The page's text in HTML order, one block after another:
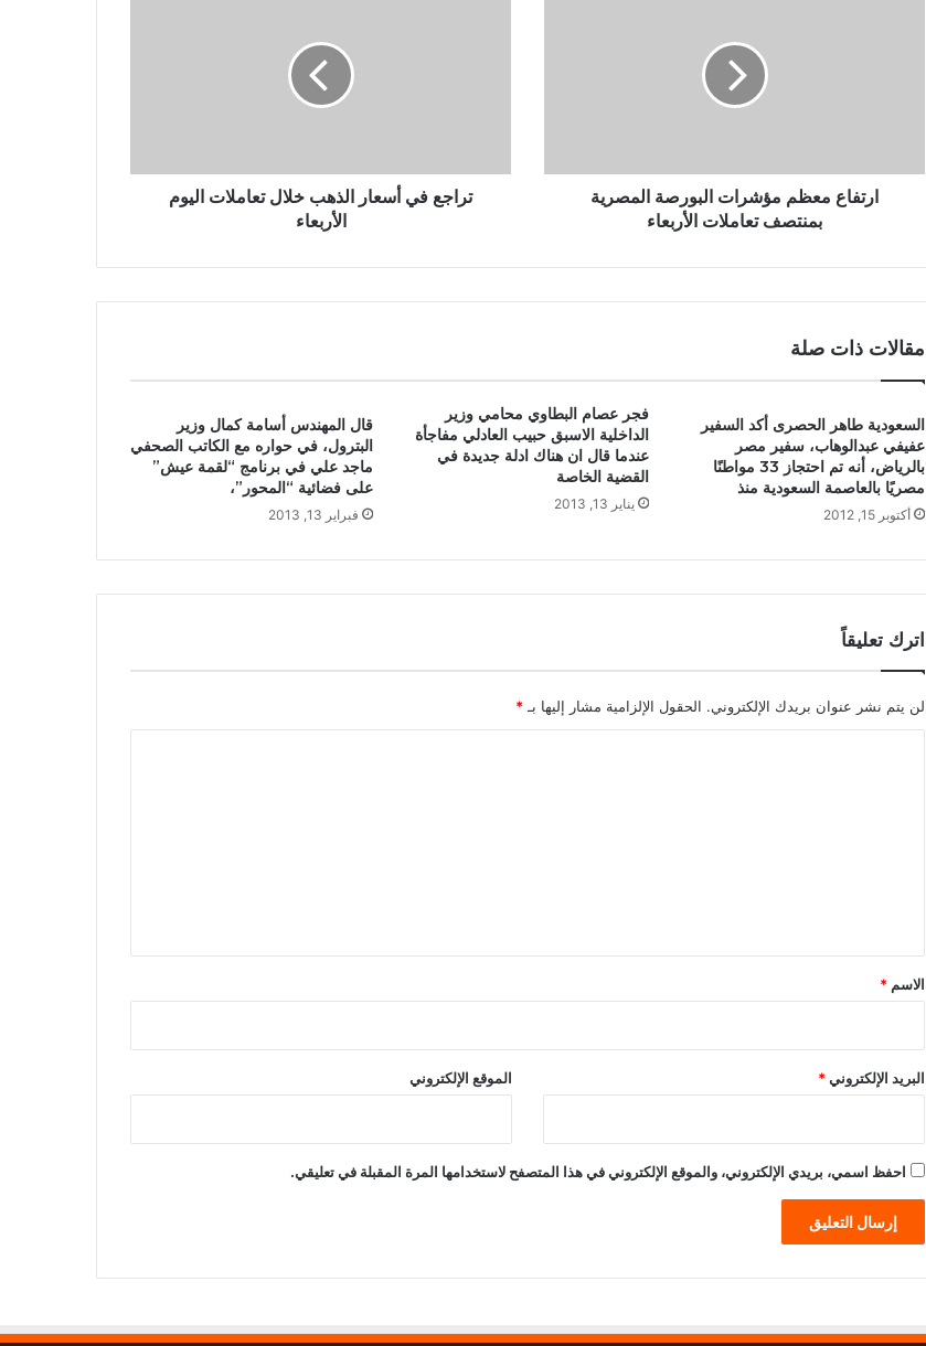
ارتفاع معظم مؤشرات البورصة المصرية
بمنتصف تعاملات الأربعاء
تراجع في أسعار الذهب خلال تعاملات اليوم
الأربعاء
مقالات ذات صلة
السعودية طاهر الحصرى أكد السفير
عفيفي عبدالوهاب، سفير مصر
بالرياض، أنه تم احتجاز 33 مواطنًا
مصريًا بالعاصمة السعودية منذ
أكتوبر 15, 2012
فجر عصام البطاوي محامي وزير
الداخلية الاسبق حبيب العادلي مفاجأة
عندما قال ان هناك ادلة جديدة في
القضية الخاصة
يناير 13, 2013
قال المهندس أسامة كمال وزير
البترول، في حواره مع الكاتب الصحفي
ماجد علي في برنامج “لقمة عيش”
على فضائية “المحور”،
فبراير 13, 2013
اترك تعليقاً
لن يتم نشر عنوان بريدك الإلكتروني. الحقول الإلزامية مشار إليها بـ *
*
الاسم *
البريد الإلكتروني* الموقع الإلكتروني
احفظ اسمي، بريدي الإلكتروني، والموقع الإلكتروني في هذا المتصفح لاستخدامها المرة المقبلة في تعليقي.